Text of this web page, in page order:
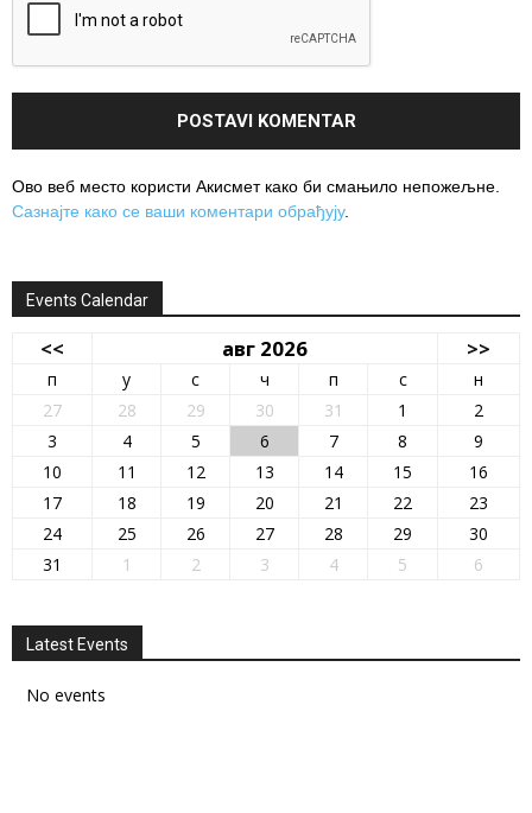
Ово веб место користи Акисмет како би смањило непожељне.
Сазнајте како се ваши коментари обрађују.
Events Calendar
<< авг 2026 >>
п у с ч п с
н
27
28 29 30 31 1
2
3
4 5 6 7 8
9
10
11 12 13 14 15
16
17
18 19 20 21 22
23
24
25 26 27 28 29
30
31
1 2 3 4 5 6
Latest Events
No events